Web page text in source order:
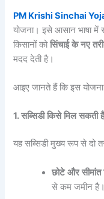
PM Krishi Sinchai
योजना। इसे आसान भाषा में
किसानों कोसिंचाई के नए
मदद देती है।
आइए जानते हैं कि इस योजना
1.सब्सिडी किसे मिल सकती
यह सब्सिडी मुख्य रूप से दो
छोटे और सीमांत
से कम जमीन है।